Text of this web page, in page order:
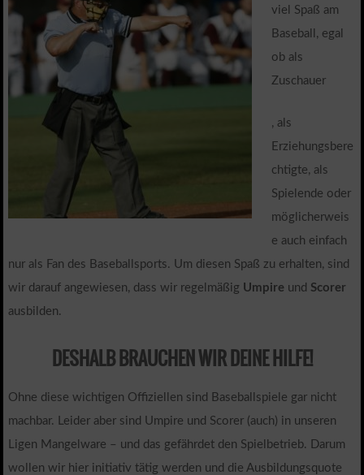
viel Spaß am
Baseball, egal
ob als
Zuschauer
, als
Erziehungsbere
chtigte, als
Spielende oder
möglicherweis
e auch einfach
nur als Fan des Baseballsports. Um diesen Spaß zu erhalten, sind
wir darauf angewiesen, dass wir regelmäßig Umpire und Scorer
ausbilden.
DESHALB BRAUCHEN WIR DEINE HILFE!
Ohne diese wichtigen Offiziellen sind Baseballspiele gar nicht
machbar. Leider aber sind Umpire und Scorer (auch) in unseren
Ligen Mangelware – und das gefährdet den Spielbetrieb. Darum
wollen wir hier initiativ tätig werden und die Ausbildungsquote